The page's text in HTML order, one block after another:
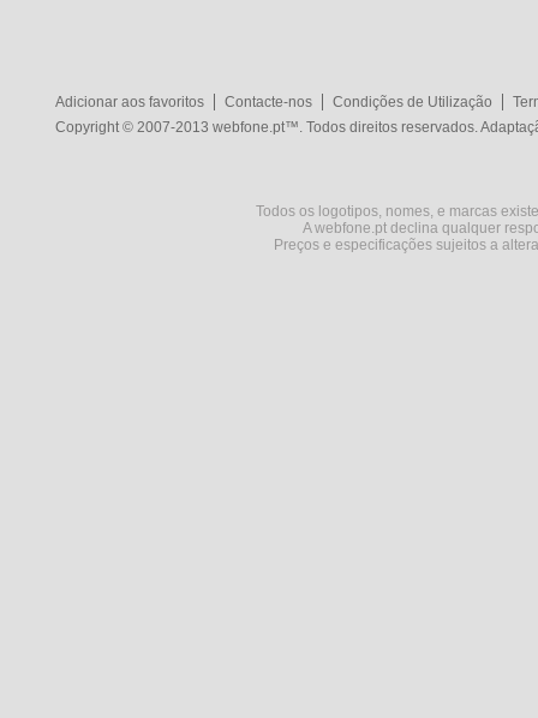
Adicionar aos favoritos Contacte-nos Condições de Utilização
Copyright © 2007-2013 webfone.pt™. Todos direitos reservados.
Todos os logotipos, nomes, e marcas
A webfone.pt declina qualquer
Preços e especificações sujeitos a